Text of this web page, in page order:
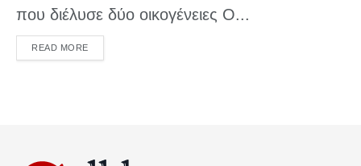
που διέλυσε δύο οικογένειες Ο...
READ MOREDETAILS